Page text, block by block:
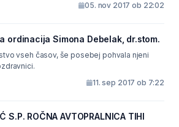
05. nov 2017 ob 22:02
ordinacija Simona Debelak, dr.stom.
vseh časov, še posebej pohvala njeni
11. sep 2017 ob 7:22
S.P. ROČNA AVTOPRALNICA TIHI